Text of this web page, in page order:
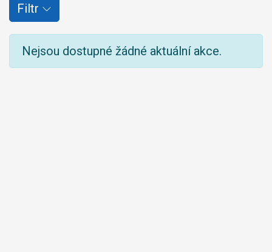
Filtr
Nejsou dostupné žádné aktuální akce.